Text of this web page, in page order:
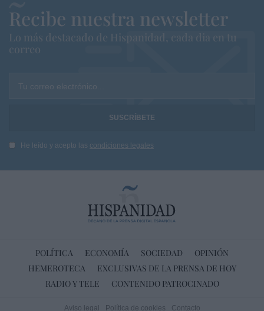
Recibe nuestra newsletter
Lo más destacado de Hispanidad, cada dia en tu
correo
Tu correo electrónico...
He leído y acepto las condiciones legales
POLÍTICA ECONOMÍA SOCIEDAD
OPINIÓN
HEMEROTECA
EXCLUSIVAS DE LA PRENSA DE HOY
RADIO Y TELE
CONTENIDO PATROCINADO
Aviso legal Política de cookies Contacto